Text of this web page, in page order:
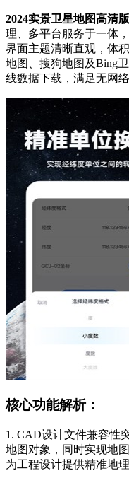
2024实景卫星地图高清版
理、多平台服务于一体
界面主题清晰直观，体
地图、搜狗地图及Bing
线数据下载，满足无网
核心功能解析：
1. CAD设计文件兼容性
地图对象，同时实现地
为工程设计提供精准地理